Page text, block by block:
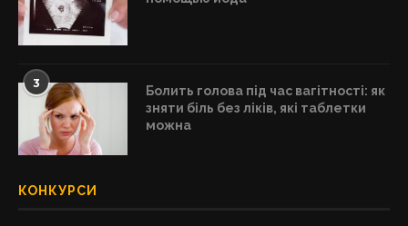
3
Болить голова під час вагітності: як
зняти біль без ліків, які таблетки
можна
КОНКУРСИ